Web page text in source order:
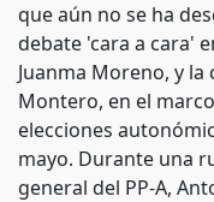
que aún no se ha
debate 'cara a cara'
Juanma Moreno, y la
Montero, en el
elecciones
mayo. Durante una
general del PP-A,